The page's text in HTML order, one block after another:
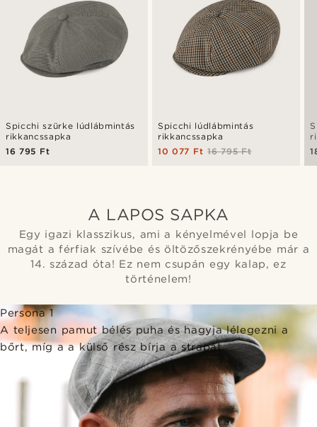
Spicchi szürke lúdlábmintás
rikkancssapka
16 795 Ft
Spicchi lúdlábmintás
rikkancssapka
16 795 Ft
10 077 Ft
A LAPOS SAPKA
Egy igazi klasszikus, ami a kényelmével lopja be
magát a férfiak szívébe és öltözőszekrényébe már a
14. század óta! Ez nem csupán egy kalap, ez
történelem!
Persona 1
A teljesen pamut bélés puha és hagyja lélegezni a
bőrt, míg a a külső rész bírja a strapát.